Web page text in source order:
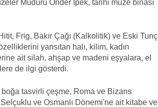
Müdürü Önder İpek, tarihi müze binası
Frig, Bakır Çağı (Kalkolitik) ve Eski Tunç
yansıtan halı, kilim, kadın
ait silah, ahşap ve madeni eşyalara, el
de ilgi gösterdi.
tasvirli çeşme, Roma ve Bizans
ve Osmanlı Dönemi'ne ait kitabe ve